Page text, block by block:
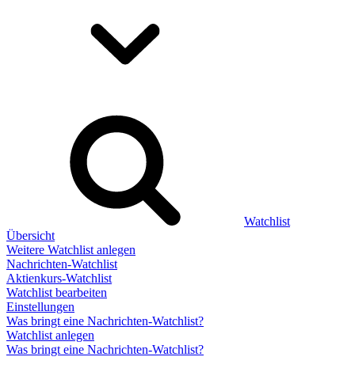
Watchlist
Übersicht
Weitere Watchlist anlegen
Nachrichten-Watchlist
Aktienkurs-Watchlist
Watchlist bearbeiten
Einstellungen
Was bringt eine Nachrichten-Watchlist?
Watchlist anlegen
Was bringt eine Nachrichten-Watchlist?